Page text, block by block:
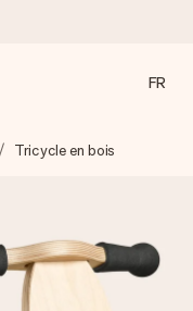
et l’envoyons
FR
Tricycle en bois